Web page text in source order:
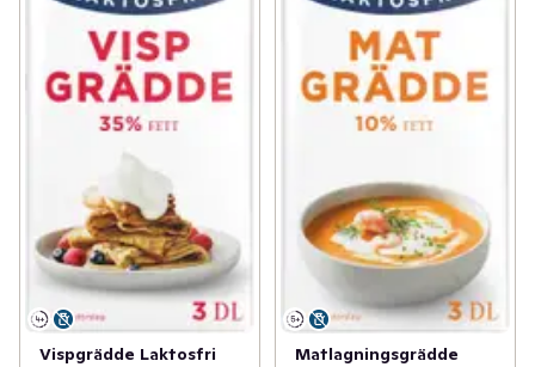
Vispgrädde Laktosfri
Matlagningsgrädde